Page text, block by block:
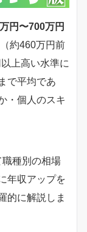
円〜700万円
約460万円前
上高い水準に
で平均であ
・個人のスキ
種別の相場
年収アップを
的に解説しま